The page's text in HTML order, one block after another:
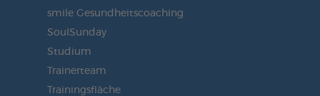
smile Gesundheitscoaching
SoulSunday
Studium
Trainerteam
Trainingsfläche